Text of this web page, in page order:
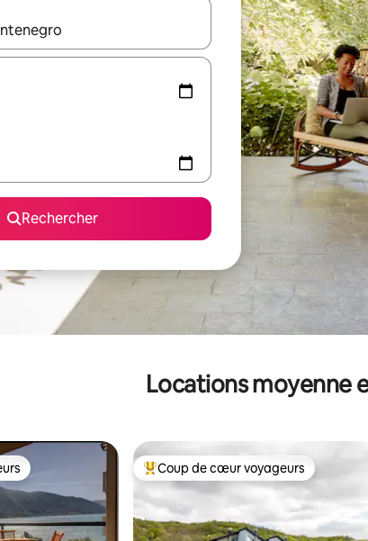
s'affichent, utilisez les flèches vers le haut et vers le bas
Rechercher
Locations moyenne
Coups de cœur voyageurs les plus
Coup de cœur voyageurs